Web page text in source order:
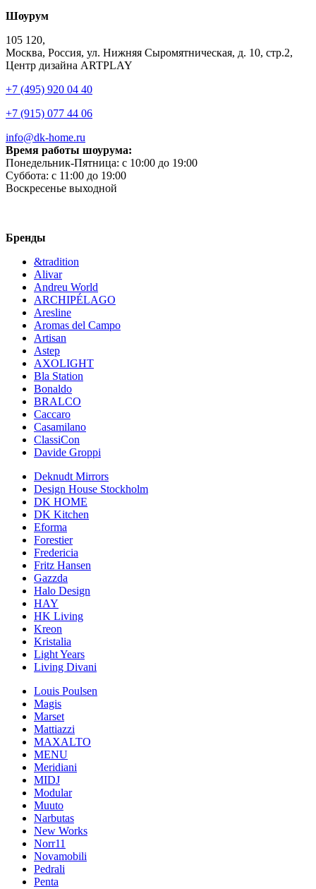
Шоурум
105 120,
Москва, Россия, ул. Нижняя Сыромятническая, д. 10, стр.2,
Центр дизайна ARTPLAY
+7 (495) 920 04 40
+7 (915) 077 44 06
info@dk-home.ru
Время работы шоурума:
Понедельник-Пятница: c 10:00 до 19:00
Суббота: c 11:00 до 19:00
Воскресенье выходной
Бренды
&tradition
Alivar
Andreu World
ARCHIPÉLAGO
Aresline
Aromas del Campo
Artisan
Astep
AXOLIGHT
Bla Station
Bonaldo
BRALCO
Caccaro
Casamilano
ClassiCon
Davide Groppi
Deknudt Mirrors
Design House Stockholm
DK HOME
DK Kitchen
Eforma
Forestier
Fredericia
Fritz Hansen
Gazzda
Halo Design
HAY
HK Living
Kreon
Kristalia
Light Years
Living Divani
Louis Poulsen
Magis
Marset
Mattiazzi
MAXALTO
MENU
Meridiani
MIDJ
Modular
Muuto
Narbutas
New Works
Norr11
Novamobili
Pedrali
Penta